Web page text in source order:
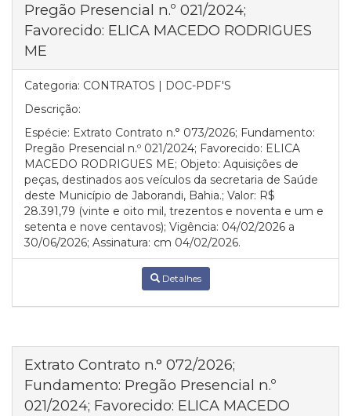
Pregão Presencial n.º 021/2024;
Favorecido: ELICA MACEDO RODRIGUES
ME
Categoria: CONTRATOS | DOC-PDF'S
Descrição:
Espécie: Extrato Contrato n.° 073/2026; Fundamento:
Pregão Presencial n.º 021/2024; Favorecido: ELICA
MACEDO RODRIGUES ME; Objeto: Aquisições de
peças, destinados aos veículos da secretaria de Saúde
deste Município de Jaborandi, Bahia.; Valor: R$
28.391,79 (vinte e oito mil, trezentos e noventa e um e
setenta e nove centavos); Vigência: 04/02/2026 a
30/06/2026; Assinatura: cm 04/02/2026.
Detalhes
Extrato Contrato n.° 072/2026;
Fundamento: Pregão Presencial n.º
021/2024; Favorecido: ELICA MACEDO